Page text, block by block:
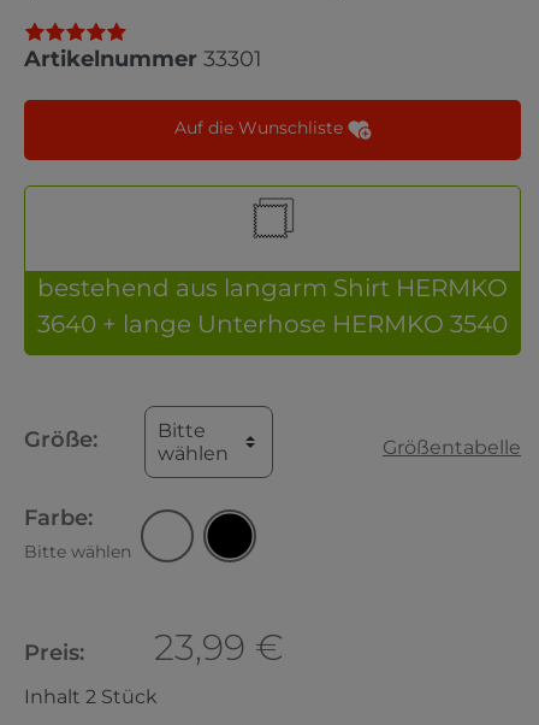
Artikelnummer 33301
Auf die Wunschliste
bestehend aus langarm Shirt HERMKO
3640 + lange Unterhose HERMKO 3540
Größe:
Bitte
wählen
Größentabelle
Farbe:
Bitte wählen
Preis: 23,99 €
Inhalt 2 Stück